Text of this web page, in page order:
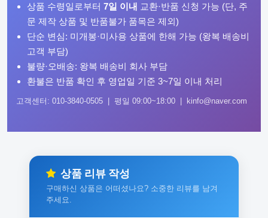
상품 수령일로부터 7일 이내 교환·반품 신청 가능 (단, 주
문 제작 상품 및 반품불가 품목은 제외)
단순 변심: 미개봉·미사용 상품에 한해 가능 (왕복 배송비
고객 부담)
불량·오배송: 왕복 배송비 회사 부담
환불은 반품 확인 후 영업일 기준 3~7일 이내 처리
고객센터: 010-3840-0505 | 평일 09:00~18:00 | kinfo@naver.com
상품 리뷰 작성
구매하신 상품은 어떠셨나요? 소중한 리뷰를 남겨
주세요.